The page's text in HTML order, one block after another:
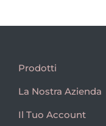
Prodotti
La Nostra Azienda
Il Tuo Account